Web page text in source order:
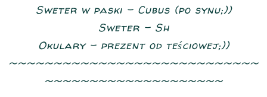
Sweter w paski - Cubus (po synu;))
Sweter - Sh
Okulary - prezent od teściowej;))
~~~~~~~~~~~~~~~~~~~~~~~~~~~~
~~~~~~~~~~~~~~~~~~~~